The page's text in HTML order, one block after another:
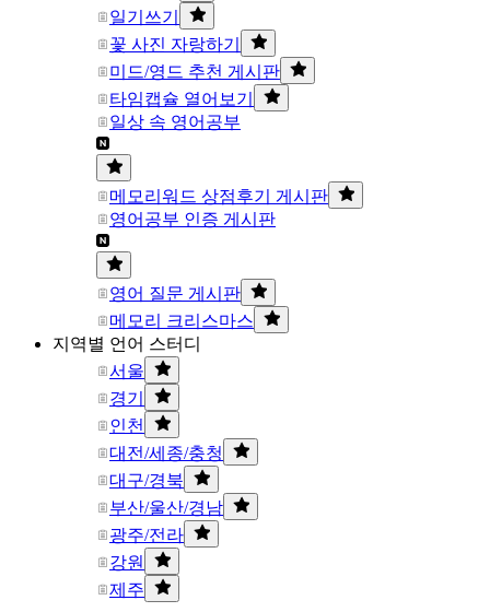
일기쓰기
꽃 사진 자랑하기
미드/영드 추천 게시판
타임캡슐 열어보기
일상 속 영어공부
메모리워드 상점후기 게시판
영어공부 인증 게시판
영어 질문 게시판
메모리 크리스마스
지역별 언어 스터디
서울
경기
인천
대전/세종/충청
대구/경북
부산/울산/경남
광주/전라
강원
제주